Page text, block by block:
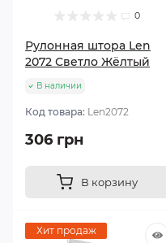
0
Рулонная штора Len
2072 Светло Жёлтый
В наличии
Код товара: Len2072
306 грн
В корзину
Хит продаж